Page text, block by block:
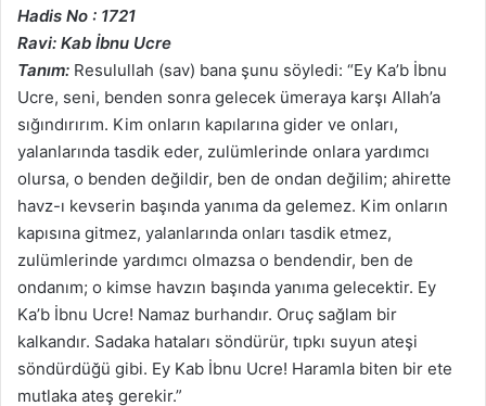
Hadis No : 1721
Ravi: Kab İbnu Ucre
Tanım: Resulullah (sav) bana şunu söyledi: “Ey Ka’b İbnu
Ucre, seni, benden sonra gelecek ümeraya karşı Allah’a
sığındırırım. Kim onların kapılarına gider ve onları,
yalanlarında tasdik eder, zulümlerinde onlara yardımcı
olursa, o benden değildir, ben de ondan değilim; ahirette
havz-ı kevserin başında yanıma da gelemez. Kim onların
kapısına gitmez, yalanlarında onları tasdik etmez,
zulümlerinde yardımcı olmazsa o bendendir, ben de
ondanım; o kimse havzın başında yanıma gelecektir. Ey
Ka’b İbnu Ucre! Namaz burhandır. Oruç sağlam bir
kalkandır. Sadaka hataları söndürür, tıpkı suyun ateşi
söndürdüğü gibi. Ey Kab İbnu Ucre! Haramla biten bir ete
mutlaka ateş gerekir.”